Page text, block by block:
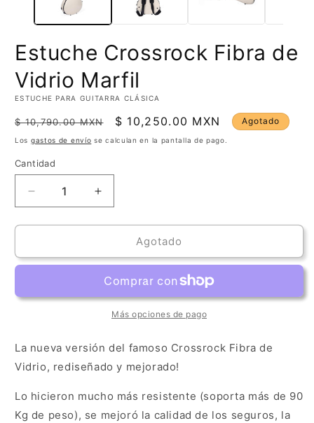
Estuche Crossrock Fibra de
Vidrio Marfil
ESTUCHE PARA GUITARRA CLÁSICA
Precio
habitual
$ 10,790.00 MXN
Precio
de
$ 10,250.00 MXN Agotado
Los gastos de envío se calculan en la pantalla de pago.
Cantidad
Cantidad
Reducir
cantidad
para
Crossrock
Vidrio
Aumentar
cantidad
para
Estuche
Crossrock
de
Vidrio
Marfil
Agotado
Más opciones de pago
La nueva versión del famoso Crossrock Fibra de
Vidrio, rediseñado y mejorado!
Lo hicieron mucho más resistente (soporta más de 90
Kg de peso), se mejoró la calidad de los seguros, la